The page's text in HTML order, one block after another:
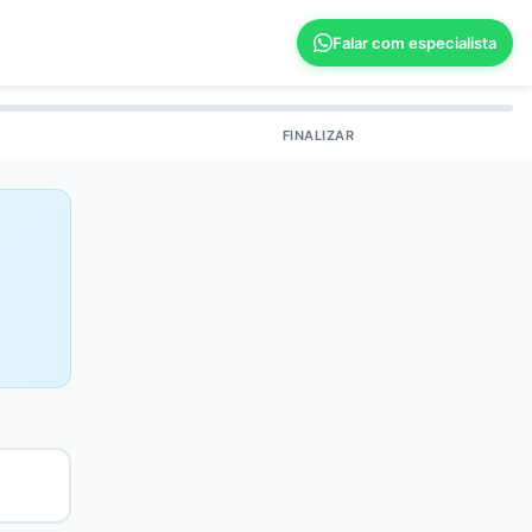
Falar com especialista
FINALIZAR